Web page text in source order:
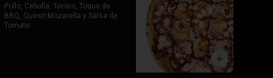
Pollo, Cebolla, Tocino, Toque de
BBQ, Queso Mozarella y Salsa de
Tomate